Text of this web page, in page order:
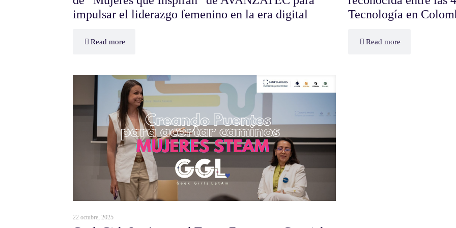
impulsar el liderazgo femenino en la era digital
Read more
Tecnología en
Read more
22 octubre, 2025